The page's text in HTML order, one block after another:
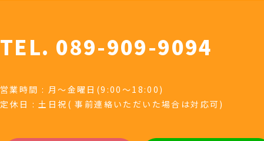
TEL. 089-909-9094
営業時間 : 月～金曜日(9:00～18:00)
定休日 : 土日祝( 事前連絡いただいた場合は対応可)